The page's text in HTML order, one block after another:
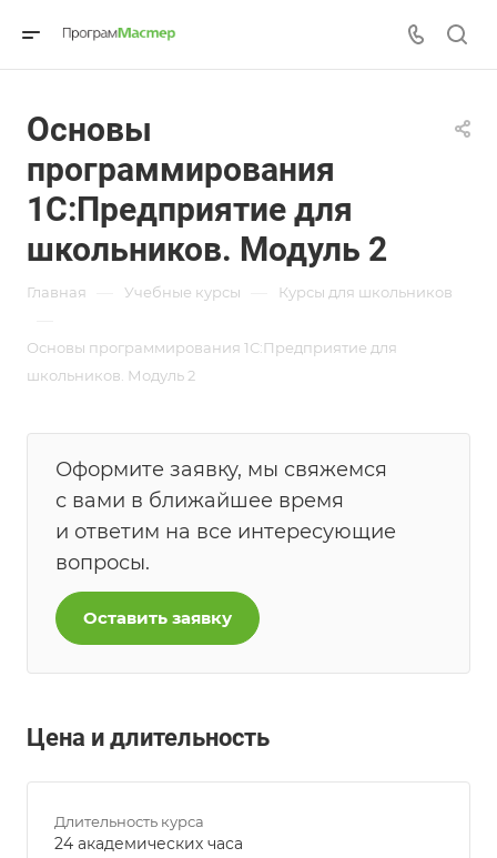
Основы
программирования
1С:Предприятие для
школьников. Модуль 2
Главная Учебные курсы Курсы для школьников
Основы программирования 1С:Предприятие для
школьников. Модуль 2
Оформите заявку, мы свяжемся
с вами в ближайшее время
и ответим на все интересующие
вопросы.
Оставить заявку
Цена и длительность
Длительность курса
24 академических часа